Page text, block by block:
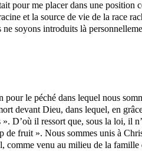
pour me placer dans une position
et la source de vie de la race
soyons introduits là
le péché dans lequel nous
devant Dieu, dans lequel, en
D’où il ressort que, sous la loi, il
de fruit ». Nous sommes unis à
comme venu au milieu de la